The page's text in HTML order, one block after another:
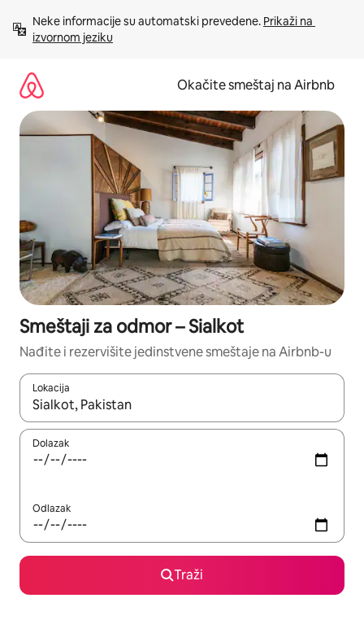
sadržaj
Neke informacije su automatski prevedene. Prikaži na
izvornom jeziku
Okačite smeštaj na Airbnb
Smeštaji za odmor – Sialkot
Nađite i rezervišite jedinstvene smeštaje na Airbnb-u
Lokacija
Kad su rezultati dostupni, možete da se krećete kroz njih
Dolazak
Odlazak
Traži